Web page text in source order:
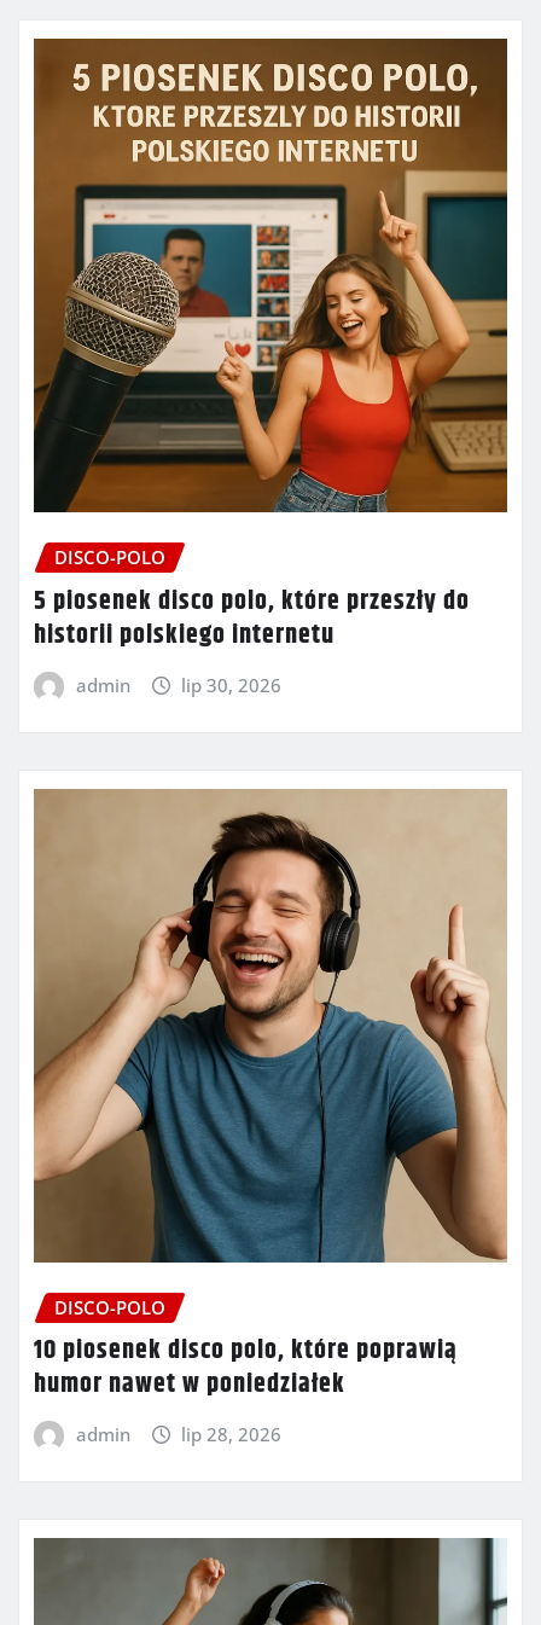
DISCO-POLO
5 piosenek disco polo, które przeszły do
historii polskiego internetu
admin lip 30, 2026
DISCO-POLO
10 piosenek disco polo, które poprawią
humor nawet w poniedziałek
admin lip 28, 2026